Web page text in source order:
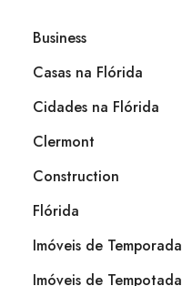
Business
Casas na Flórida
Cidades na Flórida
Clermont
Construction
Flórida
Imóveis de Temporada
Imóveis de Tempotada